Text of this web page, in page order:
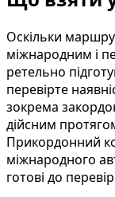
Оскільки
міжнародним і
ретельно
перевірте
зокрема
дійсним
Прикордонний
міжнародного
готові до